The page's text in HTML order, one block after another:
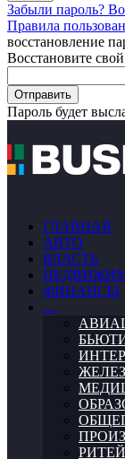
Забыли пароль?
Правила
восстановление
Восстановите
Пароль будет
ГЛАВНАЯ
АВТО
ВЛАСТЬ
ФИНАНСЫ
…